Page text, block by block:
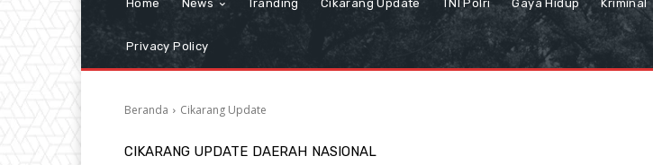
Home News Tranding Cikarang Update TNI Polri Gaya Hidup Kriminal
Privacy Policy
Beranda Cikarang Update
CIKARANG UPDATE DAERAH NASIONAL